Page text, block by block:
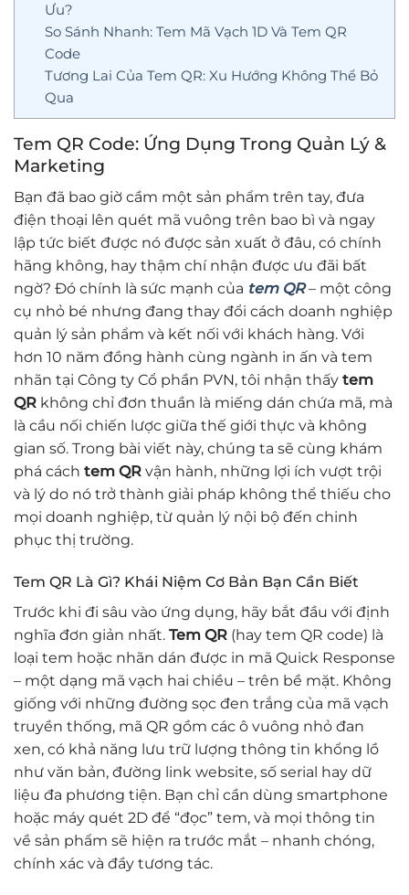
Ưu?
So Sánh Nhanh: Tem Mã Vạch 1D Và Tem QR
Code
Tương Lai Của Tem QR: Xu Hướng Không Thể Bỏ
Qua
Tem QR Code: Ứng Dụng Trong Quản Lý &
Marketing
Bạn đã bao giờ cầm một sản phẩm trên tay, đưa
điện thoại lên quét mã vuông trên bao bì và ngay
lập tức biết được nó được sản xuất ở đâu, có chính
hãng không, hay thậm chí nhận được ưu đãi bất
ngờ? Đó chính là sức mạnh của tem QR– một công
cụ nhỏ bé nhưng đang thay đổi cách doanh nghiệp
quản lý sản phẩm và kết nối với khách hàng. Với
hơn 10 năm đồng hành cùng ngành in ấn và tem
nhãn tại Công ty Cổ phần PVN, tôi nhận thấy tem
QR không chỉ đơn thuần là miếng dán chứa mã, mà
là cầu nối chiến lược giữa thế giới thực và không
gian số. Trong bài viết này, chúng ta sẽ cùng khám
phá cách tem QR vận hành, những lợi ích vượt trội
và lý do nó trở thành giải pháp không thể thiếu cho
mọi doanh nghiệp, từ quản lý nội bộ đến chinh
phục thị trường.
Tem QR Là Gì? Khái Niệm Cơ Bản Bạn Cần Biết
Trước khi đi sâu vào ứng dụng, hãy bắt đầu với định
nghĩa đơn giản nhất. Tem QR (hay tem QR code) là
loại tem hoặc nhãn dán được in mã Quick Response
– một dạng mã vạch hai chiều – trên bề mặt. Không
giống với những đường sọc đen trắng của mã vạch
truyền thống, mã QR gồm các ô vuông nhỏ đan
xen, có khả năng lưu trữ lượng thông tin khổng lồ
như văn bản, đường link website, số serial hay dữ
liệu đa phương tiện. Bạn chỉ cần dùng smartphone
hoặc máy quét 2D để “đọc” tem, và mọi thông tin
về sản phẩm sẽ hiện ra trước mắt – nhanh chóng,
chính xác và đầy tương tác.